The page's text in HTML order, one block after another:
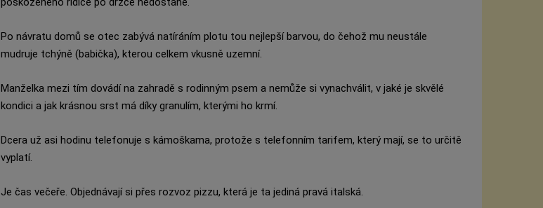
Po návratu domů se otec zabývá natíráním plotu tou nejlepší barvou, do čehož mu neustále
mudruje tchýně (babička), kterou celkem vkusně uzemní.
Manželka mezi tím dovádí na zahradě s rodinným psem a nemůže si vynachválit, v jaké je skvělé
kondici a jak krásnou srst má díky granulím, kterými ho krmí.
Dcera už asi hodinu telefonuje s kámoškama, protože s telefonním tarifem, který mají, se to určitě
vyplatí.
Je čas večeře. Objednávají si přes rozvoz pizzu, která je ta jediná pravá italská.